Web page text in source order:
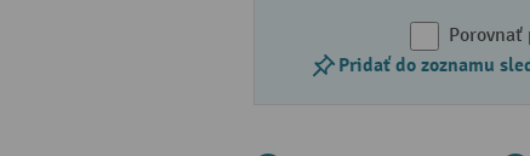
Porovnať
Pridať do zoznamu